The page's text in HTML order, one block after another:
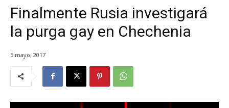
Finalmente Rusia investigará
la purga gay en Chechenia
5 mayo, 2017